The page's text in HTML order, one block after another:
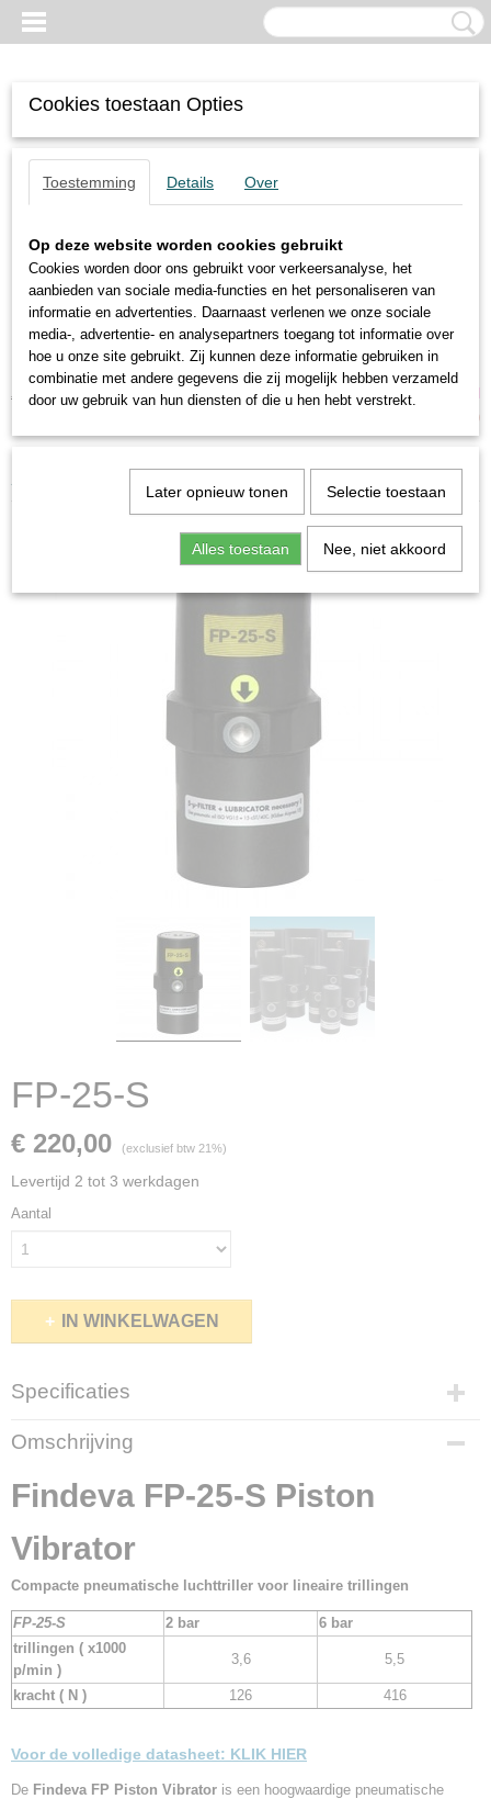
Inloggen Registreren
UW WINKELWAGEN
(0)
Home
FP-25-S
€ 220,00 (exclusief btw 21%)
Levertijd 2 tot 3 werkdagen
Aantal
IN WINKELWAGEN
Specificaties
Productcode
FP25S
Bruto gewicht
3,00 Kg
Omschrijving
Findeva FP-25-S Piston
Vibrator
Compacte pneumatische luchttriller voor lineaire trillingen
FP-25-S 2 bar
6 bar
trillingen ( x1000
p/min )
3,6 5,5
kracht ( N ) 126 416
Voor de volledige datasheet: KLIK HIER
De Findeva FP Piston Vibrator is een hoogwaardige pneumatische
Cookies toestaan Opties
Toestemming Details Over
Op deze website worden cookies gebruikt
Cookies worden door ons gebruikt voor verkeersanalyse, het
aanbieden van sociale media-functies en het personaliseren van
informatie en advertenties. Daarnaast verlenen we onze sociale
media-, advertentie- en analysepartners toegang tot informatie over
hoe u onze site gebruikt. Zij kunnen deze informatie gebruiken in
combinatie met andere gegevens die zij mogelijk hebben verzameld
door uw gebruik van hun diensten of die u hen hebt verstrekt.
Later opnieuw tonen Selectie toestaan
Alles toestaan Nee, niet akkoord